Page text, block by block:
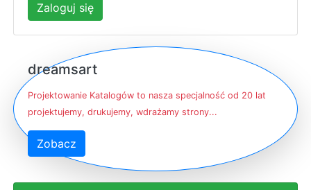
Zaloguj się
dreamsart
Projektowanie Katalogów to nasza specjalność od 20 lat
projektujemy, drukujemy, wdrażamy strony...
Zobacz